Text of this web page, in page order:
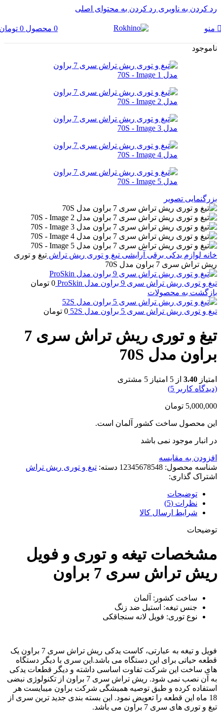
رد کردن به ناوبری رد کردن به محتوای اصلی
منو 0 محصول 0
ناموجود
بزرگنمایی تصویر
خانه لوازم یدکی برقی آرایشی تیغ و توری ریش تراش تیغ و توری
ریش تراش سری 7 براون مدل 70S
تیغ و توری ریش تراش سری 9 براون مدل ProSkin 0 تومان
بازگشت به محصولات
تیغ و توری ریش تراش سری 5 براون مدل 52S 0 تومان
تیغ و توری ریش تراش سری 7
براون مدل 70S
امتیاز 3.40 از 5 امتیاز 5 مشتری
(دیدگاه کاربر 5
)
5,000,000 تومان
این محصول ساخت کشور آلمان است.
در انبار موجود نمی باشد
افزودن به مقایسه
شناسه محصول: 12345678548 دسته: تیغ و توری ریش تراش
اشتراک گذاری:
توضیحات
نظرات (5)
شرایط ارسال کالا
توضیحات
مشخصات تیغه و توری و فویل
ریش تراش سری 7 براون
ساخت کشور: آلمان
جنس تیغه: استیل ضد زنگ
نوع توری: فویل لانه سنجاقکی
فویل و تیغه به عبارتی، کاست یدکی ریش تراش سری 7 براون یک
قطعه حیاتی برای این دستگاه می باشد.این سری با دیگر دستگاه
های ساخت این شرکت تفاوت اساسی داشته و دیگر قطعات یدکی
به آن نصب نمی شود. ریش تراش سری 7 براون از تکنولوژی نبضی
استفاده کرده و طبق توصیه همیشگی شرکت براون میبایست هر
18 ماه این قطعه را تعویض نمود. این بسته بندی جدید ترین سری از
تیغ و توری های سری 7 براون می باشد.